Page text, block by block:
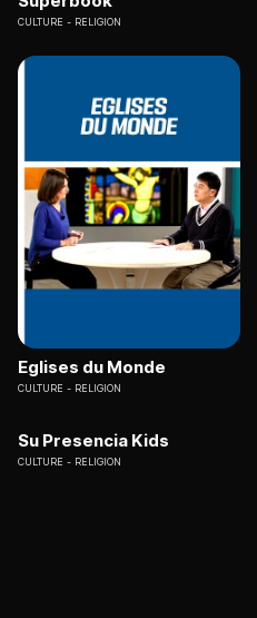
CULTURE RELIGION
Eglises du Monde
CULTURE RELIGION
Su Presencia Kids
CULTURE RELIGION